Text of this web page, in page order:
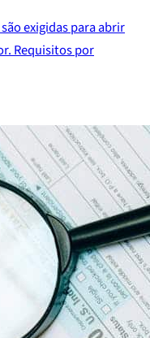
exigidas para abrir
Requisitos por